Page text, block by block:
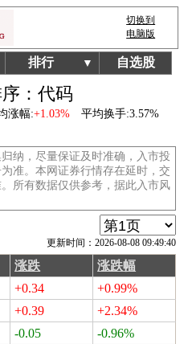
切换到
电脑版
排行 ▼ 自选股
：代码
涨幅:+1.03% 平均换手:3.57%
纳，尽量保证及时准确，入市投
准。本网证券行情存在延时，交
所有数据仅供参考，据此入市风
更新时间：2026-08-08 09:49:40
涨跌
涨跌幅
+0.34
+0.99%
+0.39
+2.34%
-0.05
-0.96%